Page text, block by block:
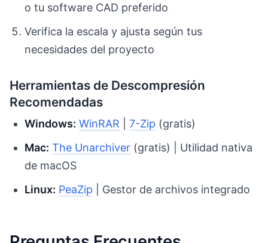
o tu software CAD preferido
Verifica la escala y ajusta según tus
necesidades del proyecto
Herramientas de Descompresión
Recomendadas
Windows: WinRAR |7-Zip (gratis)
Mac: The Unarchiver (gratis) | Utilidad nativa
de macOS
Linux: PeaZip | Gestor de archivos integrado